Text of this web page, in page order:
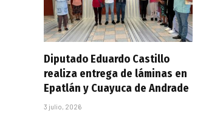
Diputado Eduardo Castillo
realiza entrega de láminas en
Epatlán y Cuayuca de Andrade
3 julio, 2026